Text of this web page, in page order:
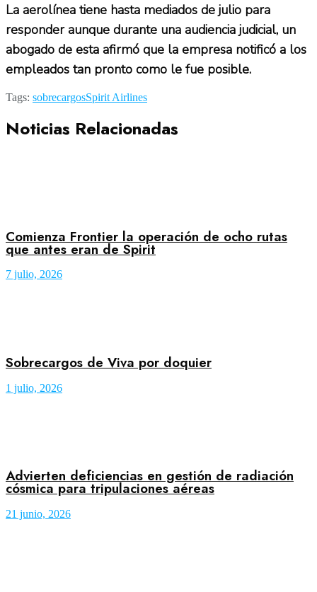
La aerolínea tiene hasta mediados de julio para
responder aunque durante una audiencia judicial, un
abogado de esta afirmó que la empresa notificó a los
empleados tan pronto como le fue posible.
Tags: sobrecargosSpirit Airlines
Noticias Relacionadas
Comienza Frontier la operación de ocho rutas
que antes eran de Spirit
7 julio, 2026
Sobrecargos de Viva por doquier
1 julio, 2026
Advierten deficiencias en gestión de radiación
cósmica para tripulaciones aéreas
21 junio, 2026